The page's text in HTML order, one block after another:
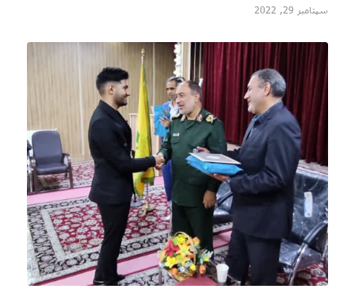
سپتامبر 29, 2022